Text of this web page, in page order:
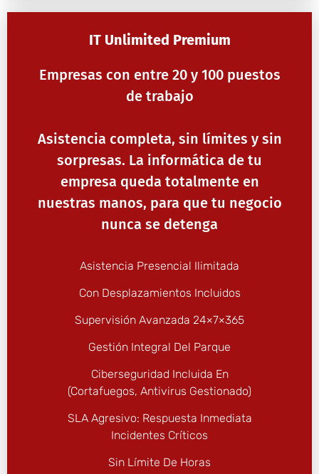
IT Unlimited Premium
Empresas con entre 20 y 100 puestos
de trabajo
Asistencia completa, sin límites y sin
sorpresas. La informática de tu
empresa queda totalmente en
nuestras manos, para que tu negocio
nunca se detenga
Asistencia Presencial Ilimitada
Con Desplazamientos Incluidos
Supervisión Avanzada 24×7×365
Gestión Integral Del Parque
Ciberseguridad Incluida En
(cortafuegos, Antivirus Gestionado)
SLA Agresivo: Respuesta Inmediata
Incidentes Críticos
Sin Límite De Horas